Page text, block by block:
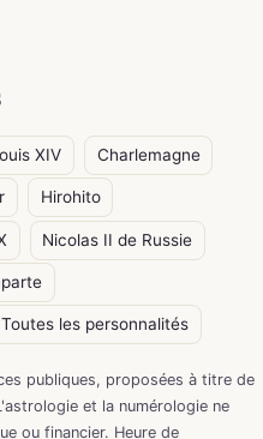
XIV Charlemagne
Hirohito
Nicolas II de Russie
les personnalités
publiques, proposées à titre de
et la numérologie ne
ou financier. Heure de